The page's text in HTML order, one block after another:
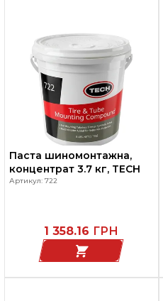
Паста шиномонтажна,
концентрат 3.7 кг, TECH
Артикул: 722
1 358.16 ГРН